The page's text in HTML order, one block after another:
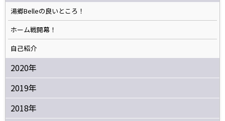
湯郷Belleの良いところ！
ホーム戦開幕！
自己紹介
2020年
2019年
2018年